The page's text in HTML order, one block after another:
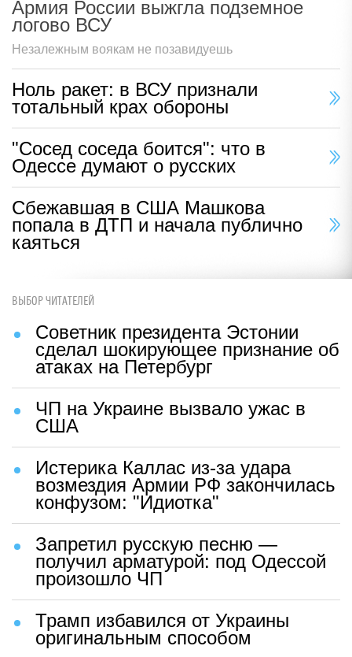
Армия России выжгла подземное
логово ВСУ
Незалежным воякам не позавидуешь
Ноль ракет: в ВСУ признали
тотальный крах обороны
"Сосед соседа боится": что в
Одессе думают о русских
Сбежавшая в США Машкова
попала в ДТП и начала публично
каяться
ВЫБОР ЧИТАТЕЛЕЙ
Советник президента Эстонии
сделал шокирующее признание об
атаках на Петербург
ЧП на Украине вызвало ужас в
США
Истерика Каллас из-за удара
возмездия Армии РФ закончилась
конфузом: "Идиотка"
Запретил русскую песню —
получил арматурой: под Одессой
произошло ЧП
Трамп избавился от Украины
оригинальным способом